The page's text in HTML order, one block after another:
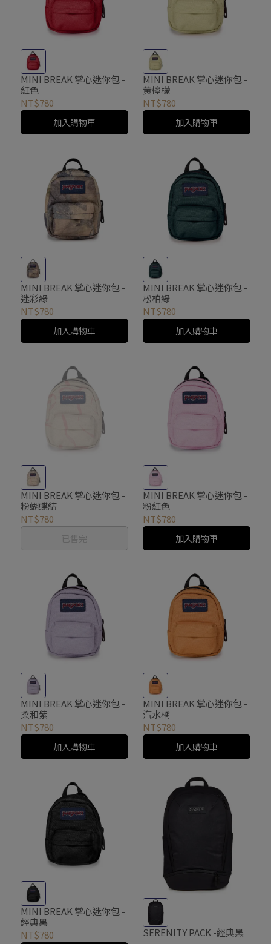
MINI BREAK 掌心迷你包 -
紅色
NT$780
加入購物車
MINI BREAK 掌心迷你包 -
黃檸檬
NT$780
加入購物車
MINI BREAK 掌心迷你包 -
迷彩綠
NT$780
加入購物車
MINI BREAK 掌心迷你包 -
松柏綠
NT$780
加入購物車
MINI BREAK 掌心迷你包 -
粉蝴蝶結
NT$780
已售完
MINI BREAK 掌心迷你包 -
粉紅色
NT$780
加入購物車
MINI BREAK 掌心迷你包 -
柔和紫
NT$780
加入購物車
MINI BREAK 掌心迷你包 -
汽水橘
NT$780
加入購物車
MINI BREAK 掌心迷你包 -
經典黑
NT$780
SERENITY PACK -經典黑